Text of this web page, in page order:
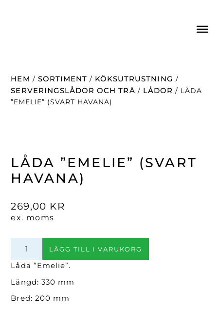
HEM / SORTIMENT / KÖKSUTRUSTNING /
SERVERINGSLÅDOR OCH TRÄ / LÅDOR / LÅDA
”EMELIE” (SVART HAVANA)
LÅDA ”EMELIE” (SVART
HAVANA)
Låda ”Emelie”.
Längd: 330 mm
Bred: 200 mm
269,00 KR
ex. moms
"Emelie"
(Svart
mängd
LÄGG TILL I VARUKORG